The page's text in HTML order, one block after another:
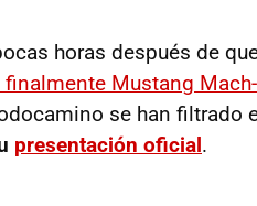
horas después de
Mustang
se han filtrado
presentación oficial.